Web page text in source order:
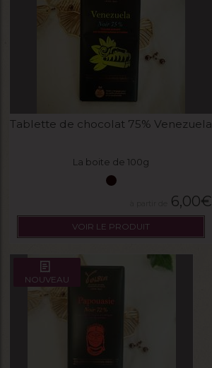
Tablette de chocolat 75% Venezuela
La boite de 100g
6,00€
VOIR LE PRODUIT
NOUVEAU